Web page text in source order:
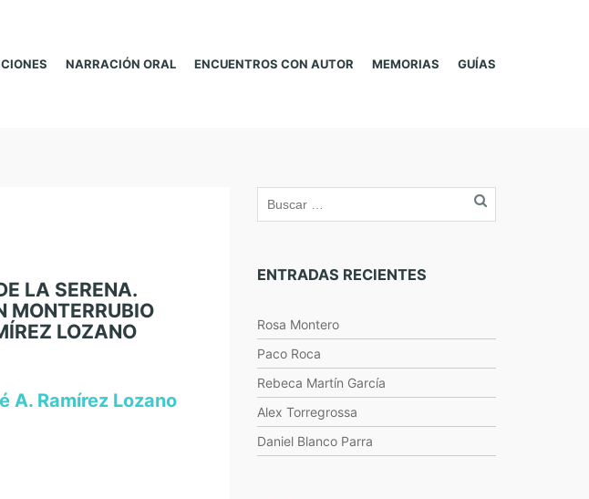
NARRACIÓN ORAL ENCUENTROS CON AUTOR MEMORIAS GUÍAS
LA SERENA.
MONTERRUBIO
LOZANO
A. Ramírez Lozano
ENTRADAS RECIENTES
Rosa Montero
Paco Roca
Rebeca Martín García
Alex Torregrossa
Daniel Blanco Parra